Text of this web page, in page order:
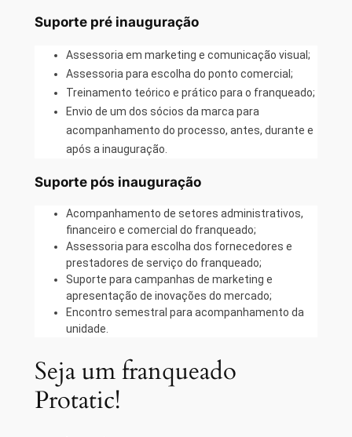
Suporte pré inauguração
Assessoria em marketing e comunicação visual;
Assessoria para escolha do ponto comercial;
Treinamento teórico e prático para o franqueado;
Envio de um dos sócios da marca para
acompanhamento do processo, antes, durante e
após a inauguração.
Suporte pós inauguração
Acompanhamento de setores administrativos,
financeiro e comercial do franqueado;
Assessoria para escolha dos fornecedores e
prestadores de serviço do franqueado;
Suporte para campanhas de marketing e
apresentação de inovações do mercado;
Encontro semestral para acompanhamento da
unidade.
Seja um franqueado
Protatic!